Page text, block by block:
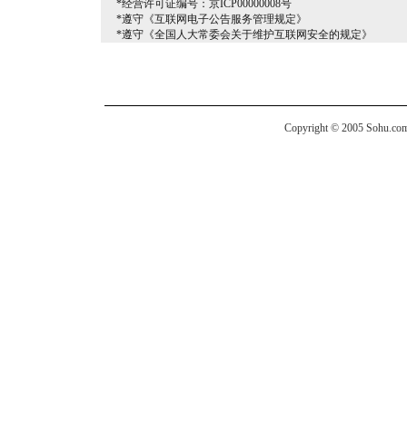
*经营许可证编号：京ICP00000008号
*遵守《互联网电子公告服务管理规定》
*遵守《全国人大常委会关于维护互联网安全的规定》
Copyright © 2005